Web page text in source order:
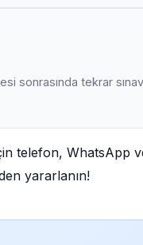
sonrasında tekrar
telefon, WhatsApp
yararlanın!